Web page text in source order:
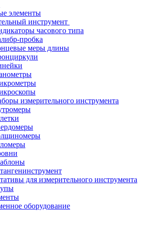
элементы
инструмент
часового типа
пробка
меры длины
измерительного инструмента
для измерительного инструмента
оборудование